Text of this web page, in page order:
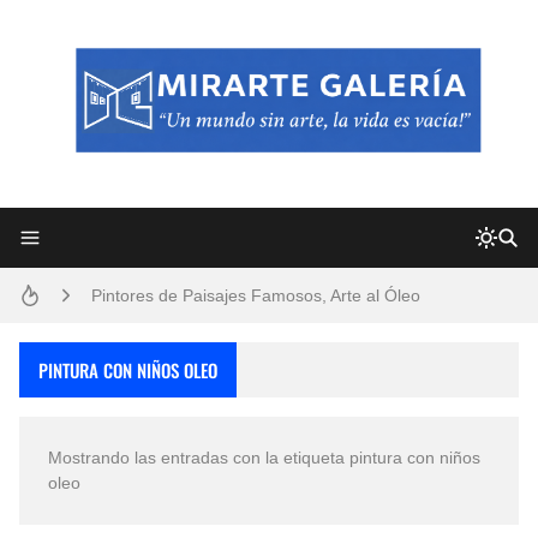
Pintores de Paisajes Famosos, Arte al Óleo
PINTURA CON NIÑOS OLEO
Mostrando las entradas con la etiqueta pintura con niños
oleo